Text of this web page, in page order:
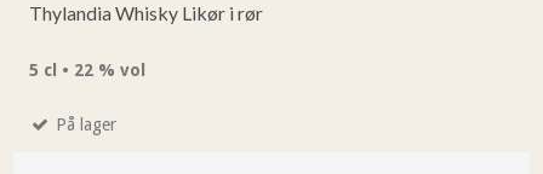
Thylandia Whisky Likør i rør
5 cl • 22 % vol
På lager